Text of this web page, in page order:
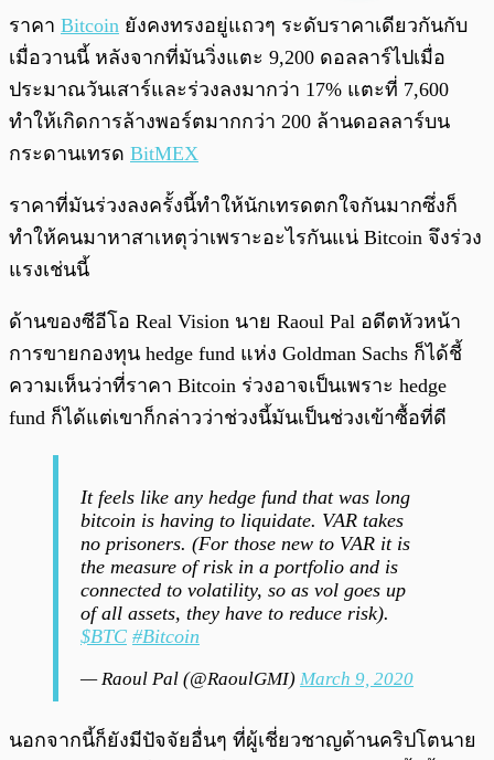
0:00 0:00
ราคา Bitcoin ยังคงทรงอยู่แถวๆ ระดับราคาเดียวกันกับ
เมื่อวานนี้ หลังจากที่มันวิ่งแตะ 9,200 ดอลลาร์ไปเมื่อ
ประมาณวันเสาร์และร่วงลงมากว่า 17% แตะที่ 7,600
ทำให้เกิดการล้างพอร์ตมากกว่า 200 ล้านดอลลาร์บน
กระดานเทรด BitMEX
ราคาที่มันร่วงลงครั้งนี้ทำให้นักเทรดตกใจกันมากซึ่งก็
ทำให้คนมาหาสาเหตุว่าเพราะอะไรกันแน่ Bitcoin จึงร่วง
แรงเช่นนี้
ด้านของซีอีโอ Real Vision นาย Raoul Pal อดีตหัวหน้า
การขายกองทุน hedge fund แห่ง Goldman Sachs ก็ได้ชี้
ความเห็นว่าที่ราคา Bitcoin ร่วงอาจเป็นเพราะ hedge
fund ก็ได้แต่เขาก็กล่าวว่าช่วงนี้มันเป็นช่วงเข้าซื้อที่ดี
It feels like any hedge fund that was long
bitcoin is having to liquidate. VAR takes
no prisoners. (For those new to VAR it is
the measure of risk in a portfolio and is
connected to volatility, so as vol goes up
of all assets, they have to reduce risk).
$BTC #Bitcoin
— Raoul Pal (@RaoulGMI) March 9, 2020
นอกจากนี้ก็ยังมีปัจจัยอื่นๆ ที่ผู้เชี่ยวชาญด้านคริปโตนาย